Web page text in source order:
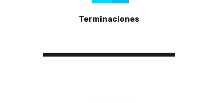
Terminaciones